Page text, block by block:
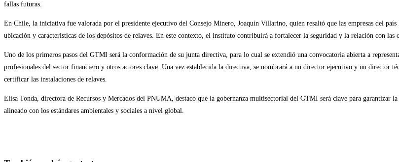
fallas futuras.
En Chile, la iniciativa fue valorada por el presidente ejecutivo del Consejo Minero, Joaquín Villarino, quien resaltó que las empresas del
ubicación y características de los depósitos de relaves. En este contexto, el instituto contribuirá a fortalecer la seguridad y la relación con las
Uno de los primeros pasos del GTMI será la conformación de su junta directiva, para lo cual se extendió una convocatoria abierta a
profesionales del sector financiero y otros actores clave. Una vez establecida la directiva, se nombrará a un director ejecutivo y un director
certificar las instalaciones de relaves.
Elisa Tonda, directora de Recursos y Mercados del PNUMA, destacó que la gobernanza multisectorial del GTMI será clave para garantizar
alineado con los estándares ambientales y sociales a nivel global.